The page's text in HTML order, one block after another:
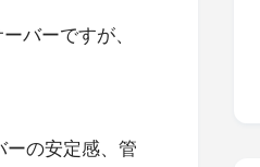
バーですが、
の安定感、管